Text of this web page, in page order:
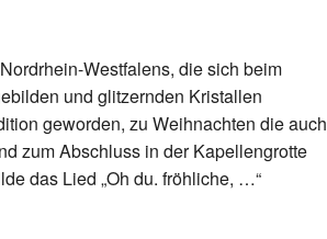
Westfalens, die sich beim
und glitzernden Kristallen
geworden, zu Weihnachten die auch
zum Abschluss in der Kapellengrotte
das Lied „Oh du. fröhliche, …“